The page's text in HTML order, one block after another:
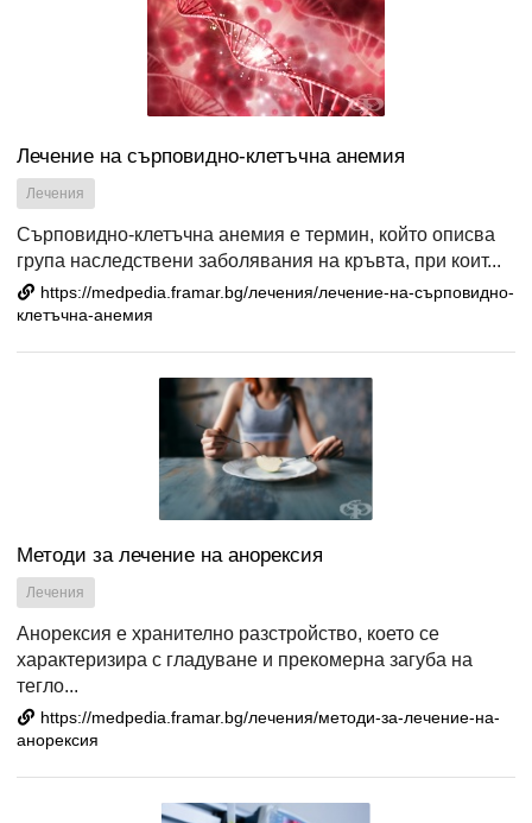
Лечение на сърповидно-клетъчна анемия
Лечения
Сърповидно-клетъчна анемия е термин, който описва
група наследствени заболявания на кръвта, при коит...
https://medpedia.framar.bg/лечения/лечение-на-сърповидно-
клетъчна-анемия
Методи за лечение на анорексия
Лечения
Анорексия е хранително разстройство, което се
характеризира с гладуване и прекомерна загуба на
тегло...
https://medpedia.framar.bg/лечения/методи-за-лечение-на-
анорексия